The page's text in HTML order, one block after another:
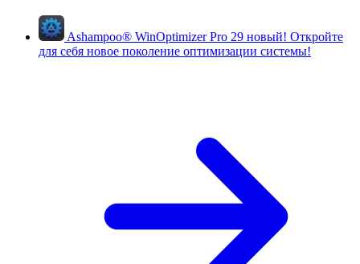
Ashampoo® WinOptimizer Pro 29 новый! Откройте
для себя новое поколение оптимизации системы!